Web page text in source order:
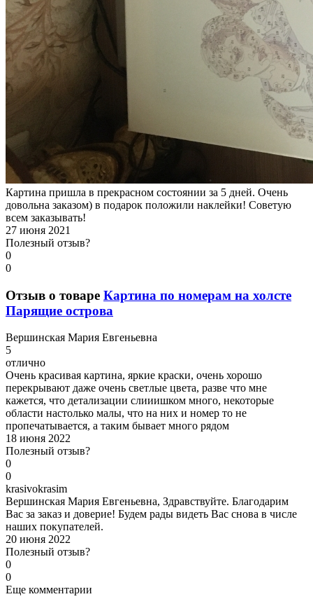
Картина пришла в прекрасном состоянии за 5 дней. Очень
довольна заказом) в подарок положили наклейки! Советую
всем заказывать!
27 июня 2021
Полезный отзыв?
0
0
Отзыв о товаре Картина по номерам на холсте
Парящие острова
Вершинская Мария Евгеньевна
5
отлично
Очень красивая картина, яркие краски, очень хорошо
перекрывают даже очень светлые цвета, разве что мне
кажется, что детализации слииишком много, некоторые
области настолько малы, что на них и номер то не
пропечатывается, а таким бывает много рядом
18 июня 2022
Полезный отзыв?
0
0
krasivokrasim
Вершинская Мария Евгеньевна, Здравствуйте. Благодарим
Вас за заказ и доверие! Будем рады видеть Вас снова в числе
наших покупателей.
20 июня 2022
Полезный отзыв?
0
0
Еще комментарии